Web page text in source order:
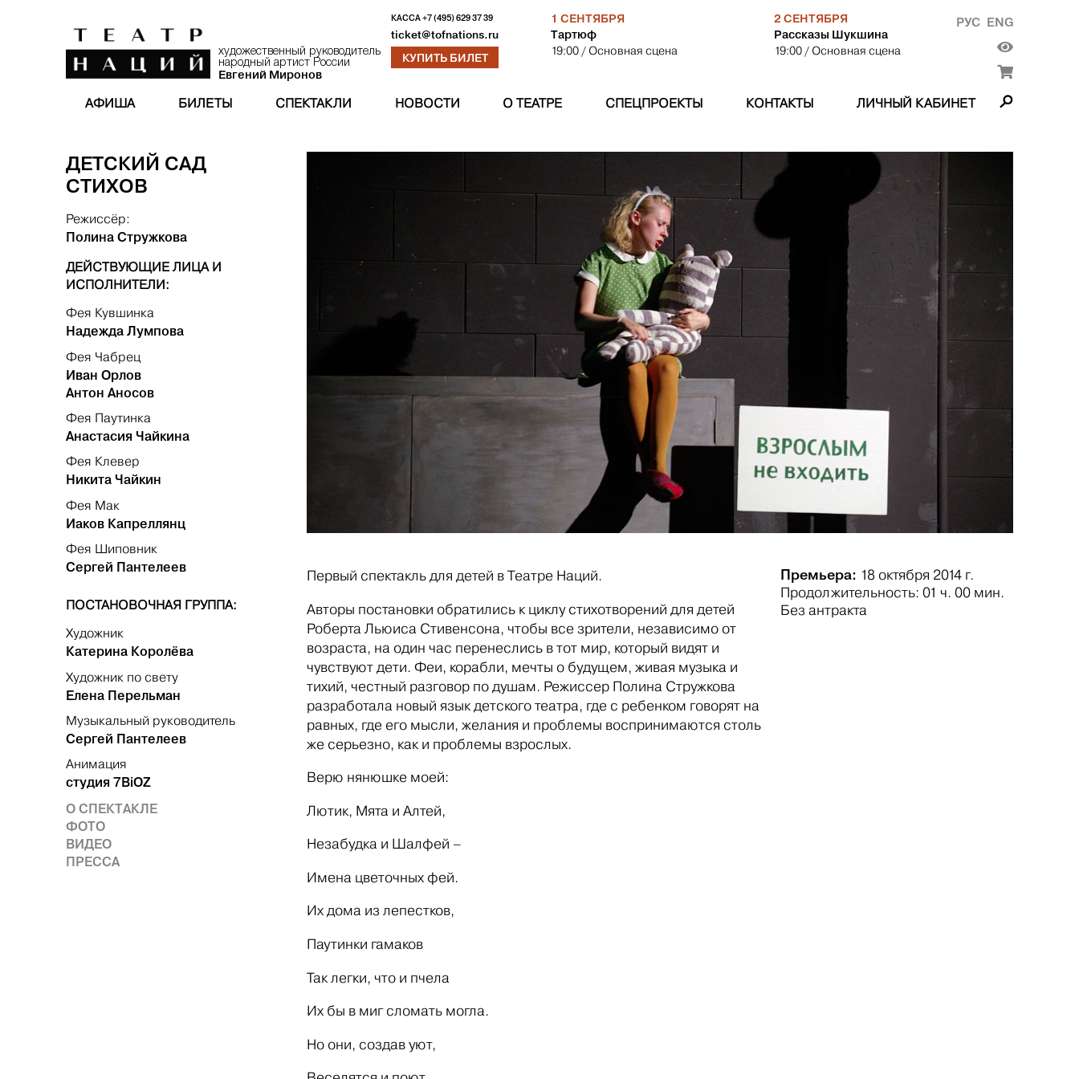
художественный руководитель
народный артист России
Евгений Миронов
КАССА+7 (495) 629 37 39
ticket@tofnations.ru
КУПИТЬ БИЛЕТ
1 СЕНТЯБРЯ
Тартюф
19:00 / Основная сцена
2 СЕНТЯБРЯ
Рассказы Шукшина
19:00 / Основная сцена
РУС ENG
АФИША БИЛЕТЫ СПЕКТАКЛИ НОВОСТИ О ТЕАТРЕ СПЕЦПРОЕКТЫ КОНТАКТЫ ЛИЧНЫЙ КАБИНЕТ
ДЕТСКИЙ САД
СТИХОВ
Режиссёр:
Полина Стружкова
ДЕЙСТВУЮЩИЕ ЛИЦА И
ИСПОЛНИТЕЛИ:
Фея Кувшинка
Надежда Лумпова
Фея Чабрец
Иван Орлов
Антон Аносов
Фея Паутинка
Анастасия Чайкина
Фея Клевер
Никита Чайкин
Фея Мак
Иаков Капреллянц
Фея Шиповник
Сергей Пантелеев
ПОСТАНОВОЧНАЯ ГРУППА:
Художник
Катерина Королёва
Художник по свету
Елена Перельман
Музыкальный руководитель
Сергей Пантелеев
Анимация
студия 7BiOZ
О СПЕКТАКЛЕ
ФОТО
ВИДЕО
ПРЕССА
Первый спектакль для детей в Театре Наций.
Авторы постановки обратились к циклу стихотворений для детей
Роберта Льюиса Стивенсона, чтобы все зрители, независимо от
возраста, на один час перенеслись в тот мир, который видят и
чувствуют дети. Феи, корабли, мечты о будущем, живая музыка и
тихий, честный разговор по душам. Режиссер Полина Стружкова
разработала новый язык детского театра, где с ребенком говорят на
равных, где его мысли, желания и проблемы воспринимаются столь
же серьезно, как и проблемы взрослых.
Верю нянюшке моей:
Лютик, Мята и Алтей,
Незабудка и Шалфей –
Имена цветочных фей.
Их дома из лепестков,
Паутинки гамаков
Так легки, что и пчела
Их бы в миг сломать могла.
Но они, создав уют,
Премьера: 18 октября 2014 г.
Продолжительность: 01 ч. 00 мин.
Без антракта